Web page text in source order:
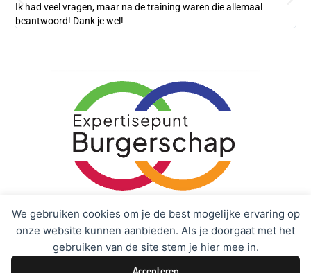
We gebruiken cookies om je de best mogelijke ervaring op
onze website kunnen aanbieden. Als je doorgaat met het
gebruiken van de site stem je hier mee in.
Ik had veel vragen, maar na de training waren die allemaal
beantwoord! Dank je wel!
Zoals genoemd op de website van Expertisepunt
Burgerschap